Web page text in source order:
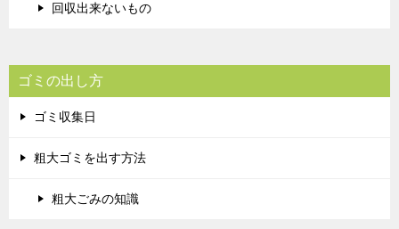
回収出来ないもの
ゴミの出し方
ゴミ収集日
粗大ゴミを出す方法
粗大ごみの知識